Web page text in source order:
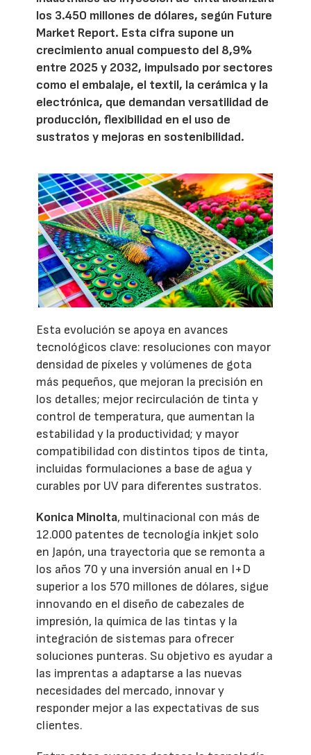
los 3.450 millones de dólares, según Future
Market Report. Esta cifra supone un
crecimiento anual compuesto del 8,9%
entre 2025 y 2032, impulsado por sectores
como el embalaje, el textil, la cerámica y la
electrónica, que demandan versatilidad de
producción, flexibilidad en el uso de
sustratos y mejoras en sostenibilidad.
Esta evolución se apoya en avances
tecnológicos clave: resoluciones con mayor
densidad de píxeles y volúmenes de gota
más pequeños, que mejoran la precisión en
los detalles; mejor recirculación de tinta y
control de temperatura, que aumentan la
estabilidad y la productividad; y mayor
compatibilidad con distintos tipos de tinta,
incluidas formulaciones a base de agua y
curables por UV para diferentes sustratos.
Konica Minolta, multinacional con más de
12.000 patentes de tecnología inkjet solo
en Japón, una trayectoria que se remonta a
los años 70 y una inversión anual en I+D
superior a los 570 millones de dólares, sigue
innovando en el diseño de cabezales de
impresión, la química de las tintas y la
integración de sistemas para ofrecer
soluciones punteras. Su objetivo es ayudar a
las imprentas a adaptarse a las nuevas
necesidades del mercado, innovar y
responder mejor a las expectativas de sus
clientes.